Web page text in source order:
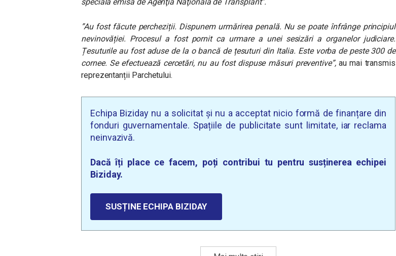
”Au fost făcute percheziții. Dispunem urmărirea penală. Nu se poate înfrânge principiul
nevinovăției. Procesul a fost pornit ca urmare a unei sesizări a organelor judiciare.
Țesuturile au fost aduse de la o bancă de țesuturi din Italia. Este vorba de peste 300 de
cornee. Se efectuează cercetări, nu au fost dispuse măsuri preventive”,au mai transmis
reprezentanții Parchetului.
Echipa Biziday nu a solicitat și nu a acceptat nicio formă de finanțare din
fonduri guvernamentale. Spațiile de publicitate sunt limitate, iar reclama
neinvazivă.
Dacă îți place ce facem, poți contribui tu pentru susținerea echipei
Biziday.
SUSȚINE ECHIPA BIZIDAY